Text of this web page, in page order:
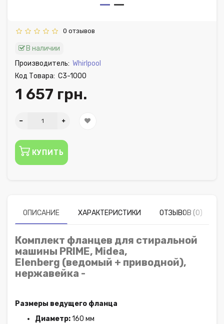
0 отзывов
В наличии
Производитель: Whirlpool
Код Товара: C3-1000
1 657 грн.
КУПИТЬ
ОПИСАНИЕ ХАРАКТЕРИСТИКИ ОТЗЫВОВ (0)
Комплект фланцев для стиральной
машины PRIME, Midea,
Elenberg (ведомый + приводной),
нержавейка -
Размеры ведущего фланца
Диаметр:160 мм